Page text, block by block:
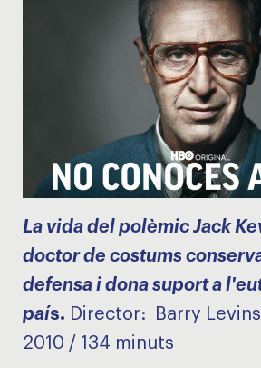
La vida del polèmic Jack
doctor de costums
defensa i dona suport a
país. Director: Barry
2010 / 134 minuts